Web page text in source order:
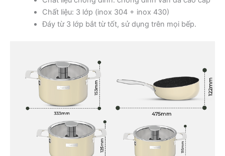
Chất liệu: 3 lớp (inox 304 + inox 430)
Đáy từ 3 lớp bắt từ tốt, sử dụng trên mọi bếp.